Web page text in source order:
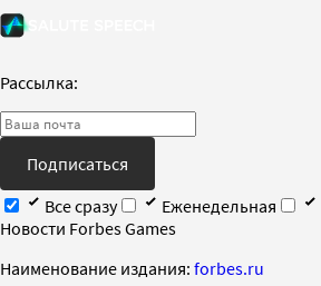
Рассылка:
Подписаться
Все сразу
Еженедельная
Новости Forbes Games
Наименование издания: forbes.ru